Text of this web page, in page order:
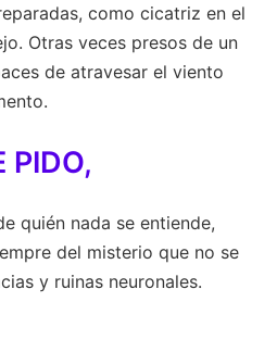
como cicatriz en el
Otras veces presos de un
de atravesar el viento
PIDO,
quién nada se entiende,
del misterio que no se
y ruinas neuronales.